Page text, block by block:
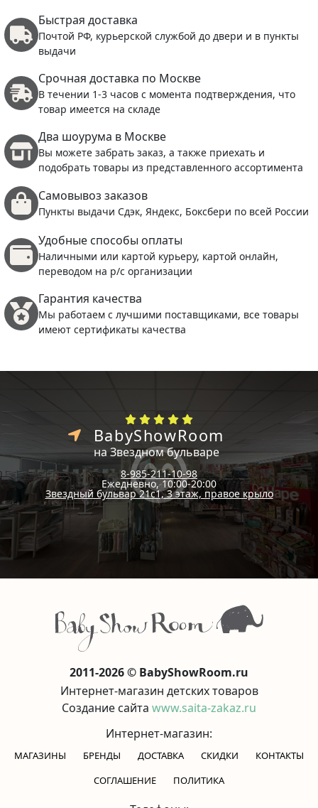
Быстрая доставка
Почтой РФ, курьерской службой до двери и в пункты
выдачи
Срочная доставка по Москве
В течении 1-3 часов с момента подтверждения, что
товар имеется на складе
Два шоурума в Москве
Вы можете забрать заказ, а также приехать и
подобрать товары из представленного ассортимента
Самовывоз заказов
Пункты выдачи Сдэк, Яндекс, Боксбери по всей России
Удобные способы оплаты
Наличными или картой курьеру, картой онлайн,
переводом на р/с организации
Гарантия качества
Мы работаем с лучшими поставщиками, все товары
имеют сертификаты качества
BabyShowRoom
на Звездном бульваре
8-985-211-10-98
Ежедневно, 10:00-20:00
Звездный бульвар 21с1, 3 этаж, правое крыло
2011-2026 © BabyShowRoom.ru
Интернет-магазин детских товаров
Создание сайта www.saita-zakaz.ru
Интернет-магазин:
МАГАЗИНЫ БРЕНДЫ ДОСТАВКА СКИДКИ
КОНТАКТЫ
CОГЛАШЕНИЕ
ПОЛИТИКА